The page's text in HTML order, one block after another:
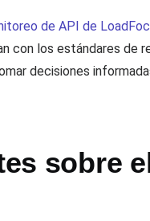
de API de
con los estándares
decisiones
sobre